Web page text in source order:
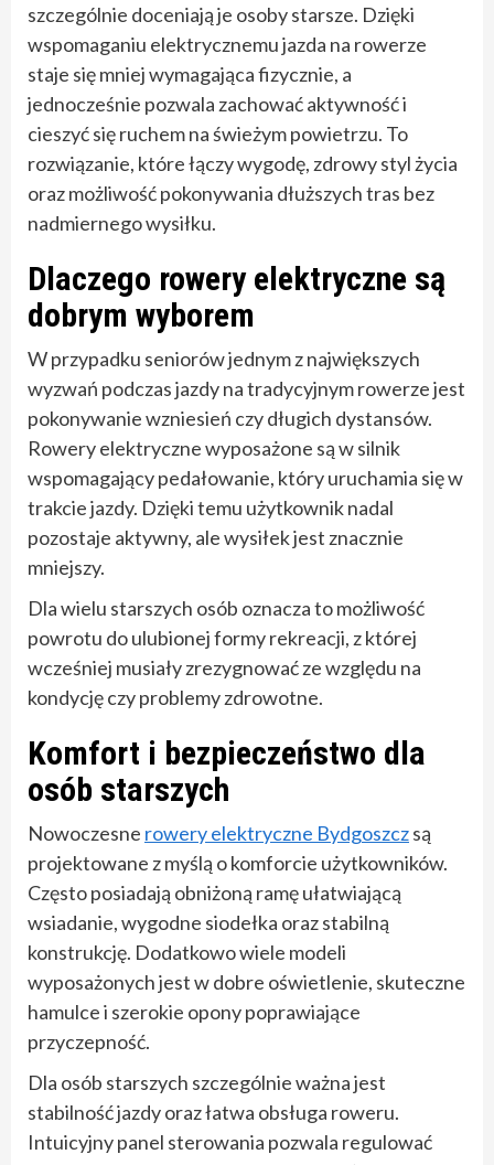
szczególnie doceniają je osoby starsze. Dzięki
wspomaganiu elektrycznemu jazda na rowerze
staje się mniej wymagająca fizycznie, a
jednocześnie pozwala zachować aktywność i
cieszyć się ruchem na świeżym powietrzu. To
rozwiązanie, które łączy wygodę, zdrowy styl życia
oraz możliwość pokonywania dłuższych tras bez
nadmiernego wysiłku.
Dlaczego rowery elektryczne są
dobrym wyborem
W przypadku seniorów jednym z największych
wyzwań podczas jazdy na tradycyjnym rowerze jest
pokonywanie wzniesień czy długich dystansów.
Rowery elektryczne wyposażone są w silnik
wspomagający pedałowanie, który uruchamia się w
trakcie jazdy. Dzięki temu użytkownik nadal
pozostaje aktywny, ale wysiłek jest znacznie
mniejszy.
Dla wielu starszych osób oznacza to możliwość
powrotu do ulubionej formy rekreacji, z której
wcześniej musiały zrezygnować ze względu na
kondycję czy problemy zdrowotne.
Komfort i bezpieczeństwo dla
osób starszych
Nowoczesne rowery elektryczne Bydgoszczsą
projektowane z myślą o komforcie użytkowników.
Często posiadają obniżoną ramę ułatwiającą
wsiadanie, wygodne siodełka oraz stabilną
konstrukcję. Dodatkowo wiele modeli
wyposażonych jest w dobre oświetlenie, skuteczne
hamulce i szerokie opony poprawiające
przyczepność.
Dla osób starszych szczególnie ważna jest
stabilność jazdy oraz łatwa obsługa roweru.
Intuicyjny panel sterowania pozwala regulować